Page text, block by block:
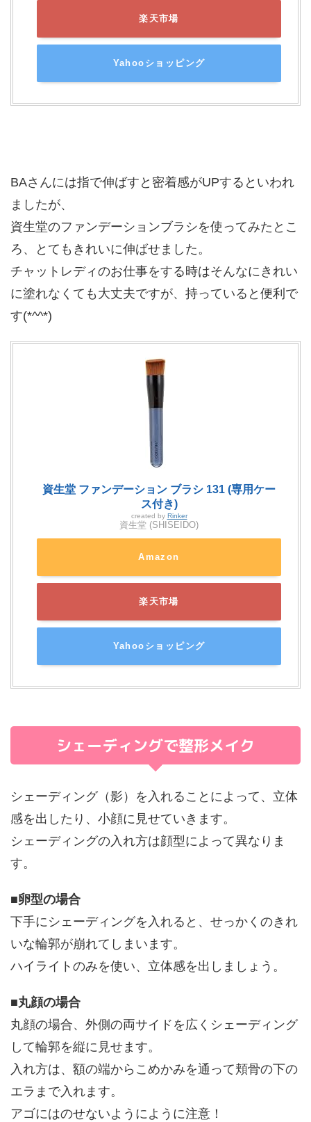
楽天市場
Yahooショッピング
BAさんには指で伸ばすと密着感がUPするといわれ
ましたが、
資生堂のファンデーションブラシを使ってみたとこ
ろ、とてもきれいに伸ばせました。
チャットレディのお仕事をする時はそんなにきれい
に塗れなくても大丈夫ですが、持っていると便利で
す(*^^*)
資生堂 ファンデーション ブラシ 131 (専用ケー
ス付き)
created by Rinker
資生堂 (SHISEIDO)
Amazon
楽天市場
Yahooショッピング
シェーディングで整形メイク
シェーディング（影）を入れることによって、立体
感を出したり、小顔に見せていきます。
シェーディングの入れ方は顔型によって異なりま
す。
■卵型の場合
下手にシェーディングを入れると、せっかくのきれ
いな輪郭が崩れてしまいます。
ハイライトのみを使い、立体感を出しましょう。
■丸顔の場合
丸顔の場合、外側の両サイドを広くシェーディング
して輪郭を縦に見せます。
入れ方は、額の端からこめかみを通って頬骨の下の
エラまで入れます。
アゴにはのせないようにように注意！